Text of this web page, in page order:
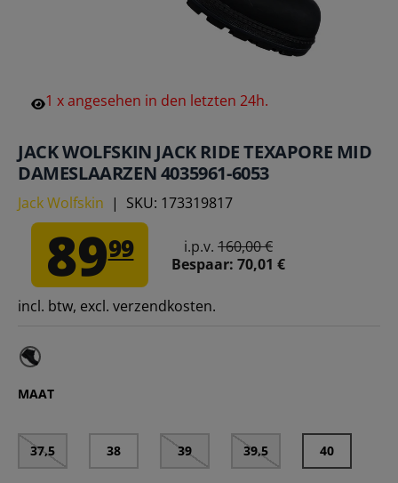
1 xangesehen in den letzten 24h.
JACK WOLFSKIN JACK RIDE TEXAPORE MID
DAMESLAARZEN 4035961-6053
Jack Wolfskin | SKU: 173319817
8999 i.p.v. 160,00 €
Bespaar: 70,01 €
incl. btw, excl. verzendkosten.
MAAT
37,5 38 39 39,5 40